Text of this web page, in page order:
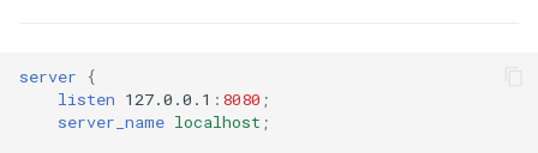
server
{
listen 127.0.0.1 : 8080 ;
server_name localhost ;